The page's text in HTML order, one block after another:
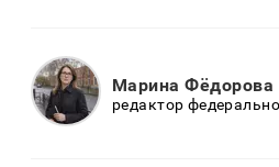
Марина Фёдорова
редактор